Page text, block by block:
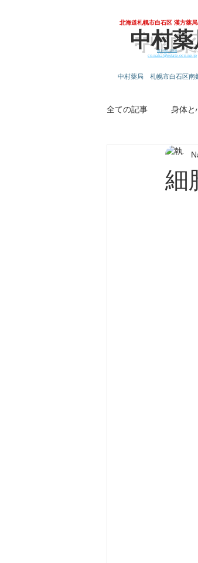
北海道札幌市白石区 漢方薬局
中村
011-861-2808
co.naka@estate.ocn.ne.jp
中村薬局 札幌市白石区
全ての記事 身体と
今すぐ始める
細